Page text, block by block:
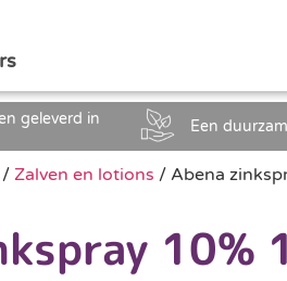
geleverd in
Een
/ Zalven en lotions / Abena
10%